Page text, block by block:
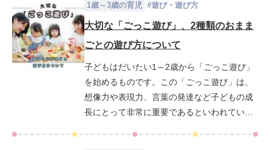
の「おままごと遊び」の特徴と、「おままご
と遊び」をつうじて伸ばせる子どもの能力に
ついて、具体例をまじえながら解説していき
ます。
1歳～3歳の育児 #遊び・遊び方
大切な「ごっこ遊び」、2種類のおまま
ごとの遊び方について
子どもはだいたい1～2歳から「ごっこ遊び」
を始めるものです。この「ごっこ遊び」は、
想像力や表現力、言葉の発達など子どもの成
長にとって非常に重要であるといわれていま